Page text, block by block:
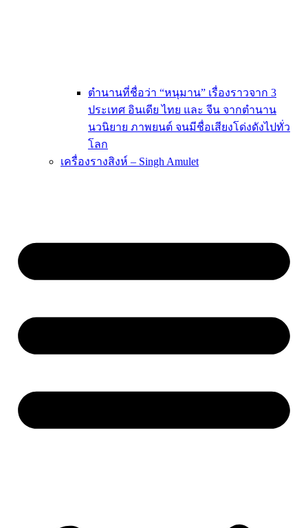
ตำนานที่ชื่อว่า “หนุมาน” เรื่องราวจาก 3
ประเทศ อินเดีย ไทย และ จีน จากตำนาน
นวนิยาย ภาพยนต์ จนมีชื่อเสียงโด่งดังไปทั่ว
โลก
เครื่องรางสิงห์ – Singh Amulet